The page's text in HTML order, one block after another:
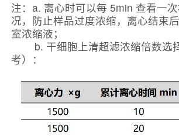
注：a. 离心时可以每 5min 查看一
况，防止样品过度浓缩，离心结束
室浓缩液；
b. 干细胞上清超滤浓缩倍数选
考）：